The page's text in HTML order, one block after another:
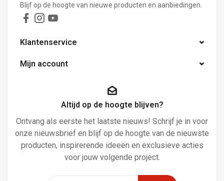
Blijf op de hoogte van nieuwe producten en aanbiedingen.
Klantenservice
Mijn account
Altijd op de hoogte blijven?
Ontvang als eerste het laatste nieuws! Schrijf je in voor
onze nieuwsbrief en blijf op de hoogte van de nieuwste
producten, inspirerende ideeën en exclusieve acties
voor jouw volgende project.